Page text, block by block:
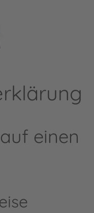
einen